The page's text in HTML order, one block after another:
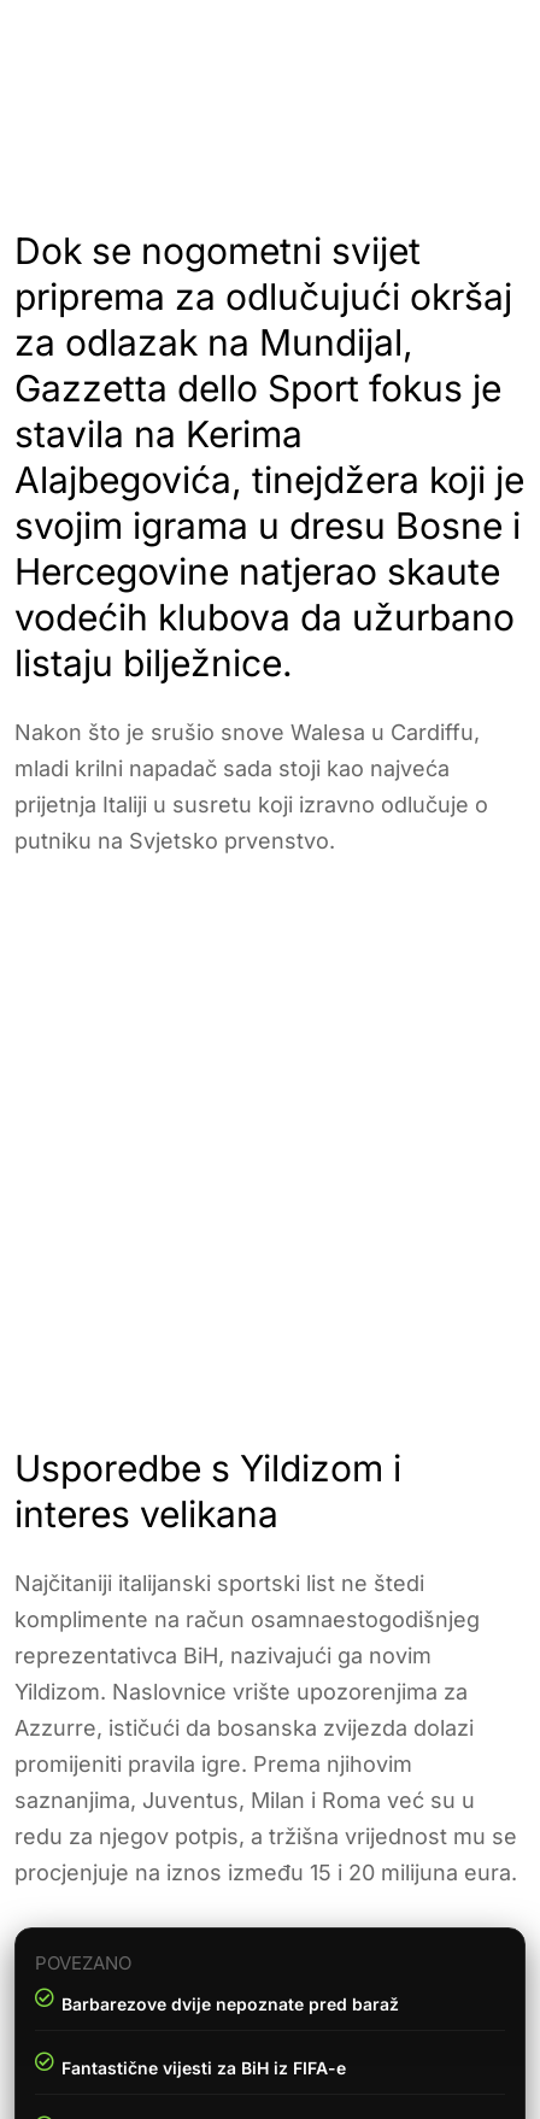
Dok se nogometni svijet
priprema za odlučujući okršaj
za odlazak na Mundijal,
Gazzetta dello Sport fokus je
stavila na Kerima
Alajbegovića, tinejdžera koji je
svojim igrama u dresu Bosne i
Hercegovine natjerao skaute
vodećih klubova da užurbano
listaju bilježnice.
Nakon što je srušio snove Walesa u Cardiffu,
mladi krilni napadač sada stoji kao najveća
prijetnja Italiji u susretu koji izravno odlučuje o
putniku na Svjetsko prvenstvo.
Usporedbe s Yildizom i
interes velikana
Najčitaniji italijanski sportski list ne štedi
komplimente na račun osamnaestogodišnjeg
reprezentativca BiH, nazivajući ga novim
Yildizom. Naslovnice vrište upozorenjima za
Azzurre, ističući da bosanska zvijezda dolazi
promijeniti pravila igre. Prema njihovim
saznanjima, Juventus, Milan i Roma već su u
redu za njegov potpis, a tržišna vrijednost mu se
procjenjuje na iznos između 15 i 20 milijuna eura.
POVEZANO
Barbarezove dvije nepoznate pred baraž
Fantastične vijesti za BiH iz FIFA-e